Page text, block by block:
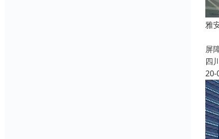
雅
屏
四
20-